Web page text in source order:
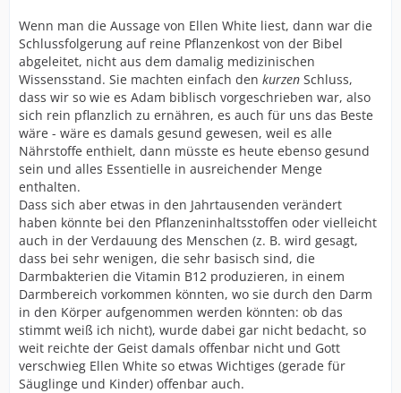
Wenn man die Aussage von Ellen White liest, dann war die
Schlussfolgerung auf reine Pflanzenkost von der Bibel
abgeleitet, nicht aus dem damalig medizinischen
Wissensstand. Sie machten einfach den kurzen Schluss,
dass wir so wie es Adam biblisch vorgeschrieben war, also
sich rein pflanzlich zu ernähren, es auch für uns das Beste
wäre - wäre es damals gesund gewesen, weil es alle
Nährstoffe enthielt, dann müsste es heute ebenso gesund
sein und alles Essentielle in ausreichender Menge
enthalten.
Dass sich aber etwas in den Jahrtausenden verändert
haben könnte bei den Pflanzeninhaltsstoffen oder vielleicht
auch in der Verdauung des Menschen (z. B. wird gesagt,
dass bei sehr wenigen, die sehr basisch sind, die
Darmbakterien die Vitamin B12 produzieren, in einem
Darmbereich vorkommen könnten, wo sie durch den Darm
in den Körper aufgenommen werden könnten: ob das
stimmt weiß ich nicht), wurde dabei gar nicht bedacht, so
weit reichte der Geist damals offenbar nicht und Gott
verschwieg Ellen White so etwas Wichtiges (gerade für
Säuglinge und Kinder) offenbar auch.